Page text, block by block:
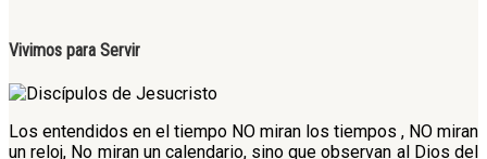
Vivimos para Servir
Los entendidos en el tiempo NO miran los tiempos , NO miran
un reloj, No miran un calendario, sino que observan al Dios del